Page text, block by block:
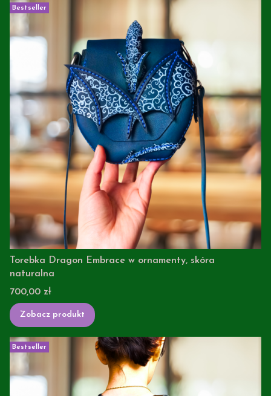
Bestseller
Torebka Dragon Embrace w ornamenty, skóra
naturalna
Cena
700,00 zł
Zobacz produkt
Bestseller